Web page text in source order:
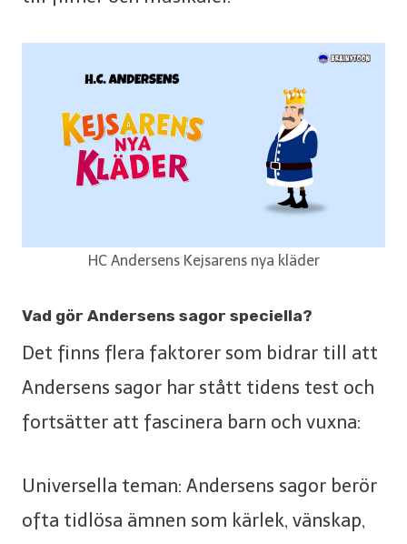
HC Andersens Kejsarens nya kläder
Vad gör Andersens sagor speciella?
Det finns flera faktorer som bidrar till att
Andersens sagor har stått tidens test och
fortsätter att fascinera barn och vuxna:
Universella teman: Andersens sagor berör
ofta tidlösa ämnen som kärlek, vänskap,